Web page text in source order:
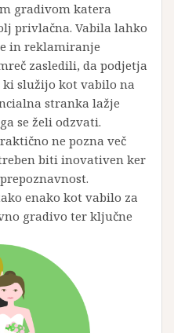
gradivom katera
privlačna. Vabila lahko
in reklamiranje
zasledili, da podjetja
služijo kot vabilo na
stranka lažje
se želi odzvati.
ne pozna več
biti inovativen ker
enako kot vabilo za
gradivo ter ključne